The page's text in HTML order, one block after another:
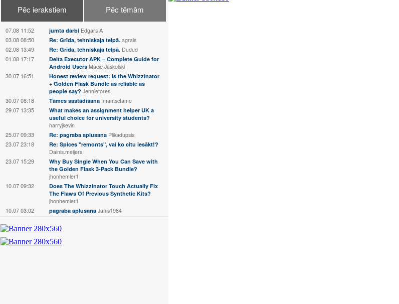
Pēc ierakstiem Pēc tēmām
07.08 11:52 jumta darbi Edgars А
03.08 08:50 Re: Grīda, tehniskaja telpā. agrais
02.08 13:49 Re: Grīda, tehniskaja telpā. Dudud
01.08 17:17
Delta Executor APK – Complete Guide for
Android Users Macie Jaskolski
30.07 16:51
Honest review request: Is the Whizzinator
+ Golden Flask Bundle as reliable as
people say? Jennietores
30.07 08:18 Tāmes sastādīšana Imantsctame
29.07 13:35
What makes an assignment helper UK a
useful choice for university students?
harryjkevin
25.07 09:33 Re: pagraba aplusana Plikadupsis
23.07 23:18
Re: Spices "remonts", vai ko citu iesākt!?
Dainis.meijers
23.07 15:29
Why Buy Single When You Can Save with
the Golden Flask 3-Pack Bundle?
jhonhemler1
10.07 09:32
Does The Whizzinator Touch Actually Fix
The Flaws Of Previous Synthetic Kits?
jhonhemler1
10.07 03:02 pagraba aplusana Janis1984